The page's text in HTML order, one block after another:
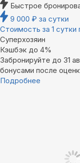
Быстрое
9 000 ₽ за сутки
Стоимость за 1 сутки
Суперхозяин
Кэшбэк до 4%
Забронируйте до 31
бонусами после
Подробнее